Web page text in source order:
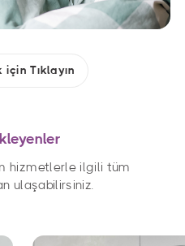
için Tıklayın
hizmetlerle ilgili tüm
ulaşabilirsiniz.